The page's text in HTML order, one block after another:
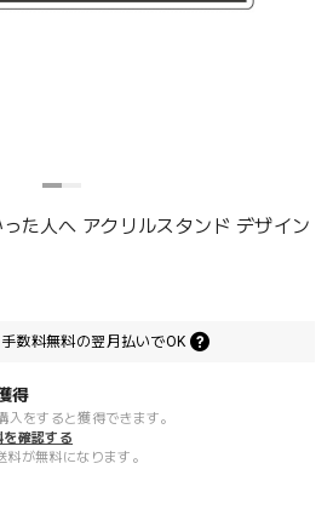
た人へ アクリルスタンド デザイン
手数料無料の翌月払いでOK
得
入をすると獲得できます。
を確認する
が無料になります。